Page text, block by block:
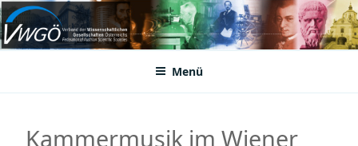
Zum
Inhalt
springenVWGÖ
Federation of Austrian Scientific Societies
Menü
Kammermusik im Wiener